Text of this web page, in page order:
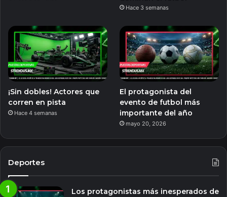
Hace 3 semanas
¡Sin dobles! Actores que
corren en pista
Hace 4 semanas
El protagonista del
evento de futbol más
importante del año
mayo 20, 2026
Deportes
Los protagonistas más inesperados de